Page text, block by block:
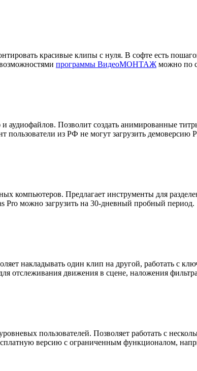
красивые клипы с нуля. В софте есть
программы ВидеоМОНТАЖможно по
Позволит создать анимированные
из РФ не могут загрузить демоверсию
компьютеров. Предлагает инструменты для
Pro можно загрузить на 30-дневный пробный период.
накладывать один клип на другой, работать с
отслеживания движения в сцене, наложения
пользователей. Позволяет работать с
версию с ограниченным функционалом,